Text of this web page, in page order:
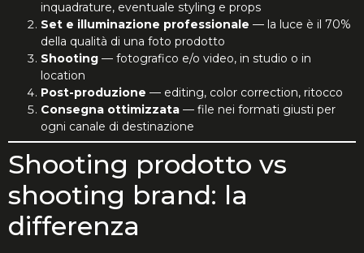
inquadrature, eventuale styling e props
Set e illuminazione professionale — la luce è il 70%
della qualità di una foto prodotto
Shooting — fotografico e/o video, in studio o in
location
Post-produzione — editing, color correction, ritocco
Consegna ottimizzata — file nei formati giusti per
ogni canale di destinazione
Shooting prodotto vs
shooting brand: la
differenza